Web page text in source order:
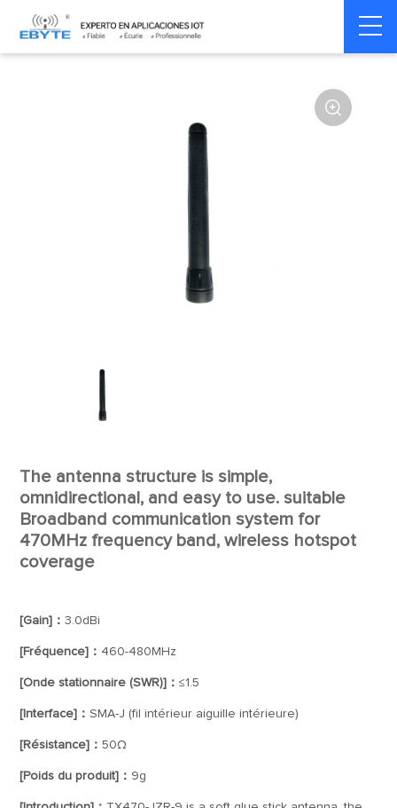
Home > Accessoires > Antenna

The antenna structure is simple,
omnidirectional, and easy to use. suitable
Broadband communication system for
470MHz frequency band, wireless hotspot
coverage
[Gain]：3.0dBi
[Fréquence]： 460-480MHz
[Onde stationnaire (SWR)]：≤1.5
[Interface]：SMA-J (fil intérieur aiguille intérieure)
[Résistance]：50Ω
[Poids du produit]： 9g